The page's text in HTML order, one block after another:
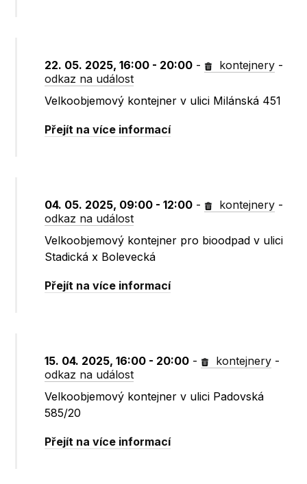
22. 05. 2025, 16:00 - 20:00 - kontejnery -
odkaz na událost
Velkoobjemový kontejner v ulici Milánská 451
Přejít na více informací
04. 05. 2025, 09:00 - 12:00 - kontejnery -
odkaz na událost
Velkoobjemový kontejner pro bioodpad v ulici
Stadická x Bolevecká
Přejít na více informací
15. 04. 2025, 16:00 - 20:00 - kontejnery -
odkaz na událost
Velkoobjemový kontejner v ulici Padovská
585/20
Přejít na více informací